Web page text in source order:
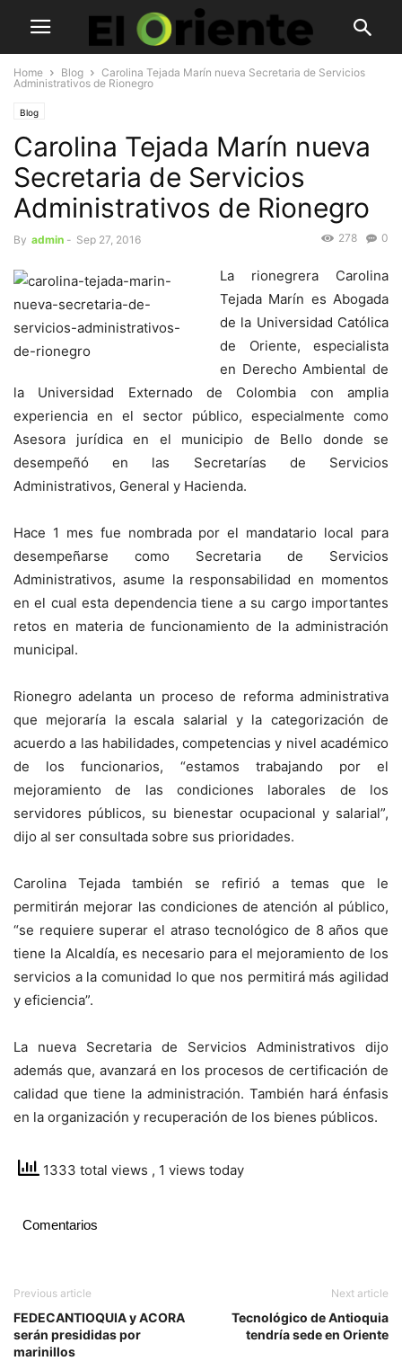
Home Blog
Carolina Tejada Marín nueva Secretaria de Servicios
Administrativos de Rionegro
Blog
Carolina Tejada Marín nueva
Secretaria de Servicios
Administrativos de Rionegro
By admin - Sep 27, 2016 0
278
La rionegrera Carolina
Tejada Marín es Abogada
de la Universidad Católica
de Oriente, especialista
en Derecho Ambiental de
la Universidad Externado de Colombia con amplia
experiencia en el sector público, especialmente como
Asesora jurídica en el municipio de Bello donde se
desempeñó en las Secretarías de Servicios
Administrativos, General y Hacienda.
Hace 1 mes fue nombrada por el mandatario local para
desempeñarse como Secretaria de Servicios
Administrativos, asume la responsabilidad en momentos
en el cual esta dependencia tiene a su cargo importantes
retos en materia de funcionamiento de la administración
municipal.
Rionegro adelanta un proceso de reforma administrativa
que mejoraría la escala salarial y la categorización de
acuerdo a las habilidades, competencias y nivel académico
de los funcionarios, “estamos trabajando por el
mejoramiento de las condiciones laborales de los
servidores públicos, su bienestar ocupacional y salarial”,
dijo al ser consultada sobre sus prioridades.
Carolina Tejada también se refirió a temas que le
permitirán mejorar las condiciones de atención al público,
“se requiere superar el atraso tecnológico de 8 años que
tiene la Alcaldía, es necesario para el mejoramiento de los
servicios a la comunidad lo que nos permitirá más agilidad
y eficiencia”.
La nueva Secretaria de Servicios Administrativos dijo
además que, avanzará en los procesos de certificación de
calidad que tiene la administración. También hará énfasis
en la organización y recuperación de los bienes públicos.
1333 total views , 1 views today
Comentarios
Previous article
FEDECANTIOQUIA y ACORA
serán presididas por
marinillos
Next article
Tecnológico de Antioquia
tendría sede en Oriente